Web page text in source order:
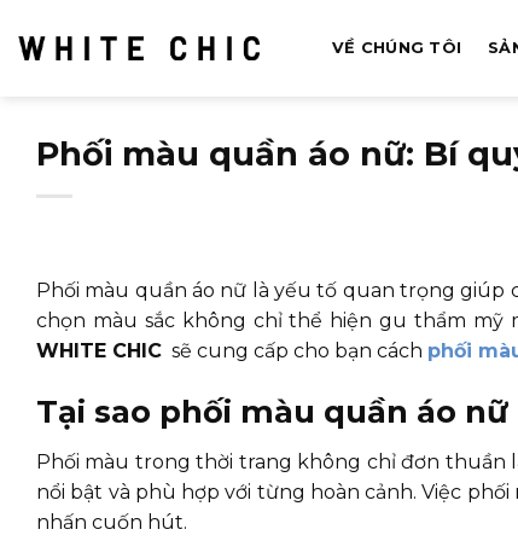
qua
VỀ CHÚNG TÔI
Phối màu quần áo nữ: Bí
Phối màu quần áo nữ là yếu tố quan trọng giúp
chọn màu sắc không chỉ thể hiện gu thẩm mỹ
WHITE CHIC sẽ cung cấp cho bạn cách phối
Tại sao phối màu quần áo
Phối màu trong thời trang không chỉ đơn thuần
nổi bật và phù hợp với từng hoàn cảnh. Việc
nhấn cuốn hút.